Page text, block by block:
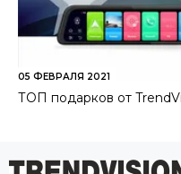
05 ФЕВРАЛЯ 2021
ТОП подарков от